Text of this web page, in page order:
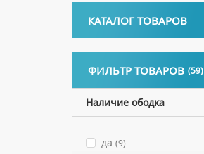
КАТАЛОГ ТОВАРОВ
Аксессуары
ДЕРЖАТЕЛИ
ДИСПЕНСЕРЫ
ДОЗАТОРЫ ДЛЯ МЫЛА
ЕРШИКИ
Биде
НАПОЛЬНЫЕ БИДЕ
КРЫШКИ ДЛЯ БИДЕ
Ванны
МРАМОРНЫЕ ВАННЫ
ФИЛЬТР ТОВАРОВ (59)
Наличие ободка
да (9)